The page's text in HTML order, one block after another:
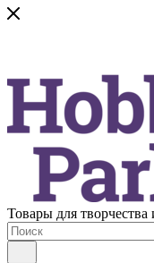
Товары для творчества